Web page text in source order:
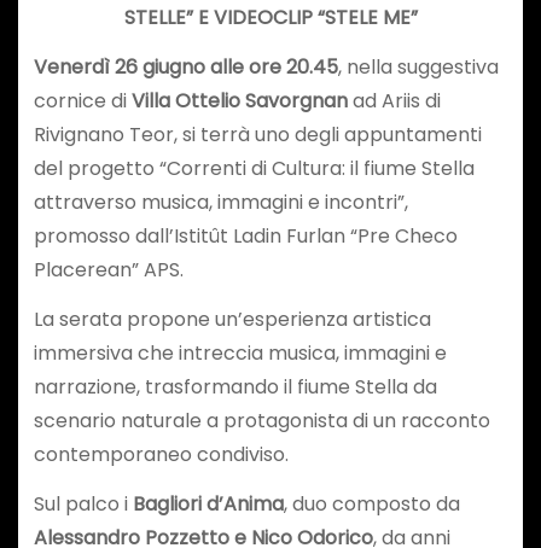
STELLE” E VIDEOCLIP “STELE ME”
Venerdì 26 giugno alle ore 20.45, nella suggestiva
cornice diVilla Ottelio Savorgnanad Ariis di
Rivignano Teor, si terrà uno degli appuntamenti
del progetto “Correnti di Cultura: il fiume Stella
attraverso musica, immagini e incontri”,
promosso dall’Istitût Ladin Furlan “Pre Checo
Placerean” APS.
La serata propone un’esperienza artistica
immersiva che intreccia musica, immagini e
narrazione, trasformando il fiume Stella da
scenario naturale a protagonista di un racconto
contemporaneo condiviso.
Sul palco i Bagliori d’Anima, duo composto da
Alessandro Pozzetto e Nico Odorico, da anni